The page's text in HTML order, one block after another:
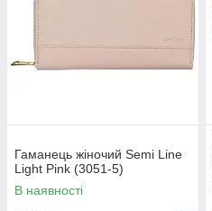
Гаманець жіночий Semi Line
Light Pink (3051-5)
В наявності